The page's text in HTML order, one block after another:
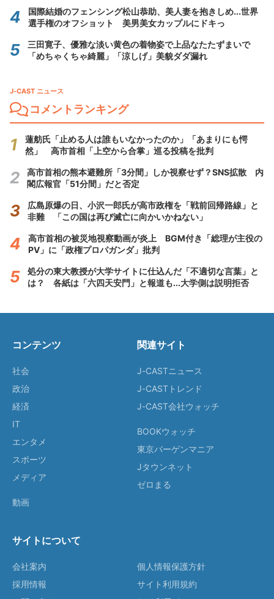
国際結婚のフェンシング松山恭助、美人妻を抱きしめ...世界
選手権のオフショット 美男美女カップルにドキっ
三田寛子、優雅な淡い黄色の着物姿で上品なたたずまいで
「めちゃくちゃ綺麗」「涼しげ」美貌ダダ漏れ
J-CAST ニュース
コメントランキング
蓮舫氏「止める人は誰もいなかったのか」「あまりにも愕
然」 高市首相「上空から合掌」巡る投稿を批判
高市首相の熊本避難所「3分間」しか視察せず？SNS拡散 内
閣広報官「51分間」だと否定
広島原爆の日、小沢一郎氏が高市政権を「戦前回帰路線」と
非難 「この国は再び滅亡に向かいかねない」
高市首相の被災地視察動画が炎上 BGM付き「総理が主役の
PV」に「政権プロパガンダ」批判
処分の東大教授が大学サイトに仕込んだ「不適切な言葉」と
は？ 各紙は「六四天安門」と報道も...大学側は説明拒否
コンテンツ
社会
政治
経済
IT
エンタメ
スポーツ
メディア
動画
関連サイト
J-CASTニュース
J-CASTトレンド
J-CAST会社ウォッチ
BOOKウォッチ
東京バーゲンマニア
Jタウンネット
ゼロまる
サイトについて
会社案内
採用情報
個人情報保護方針
サイト利用規約